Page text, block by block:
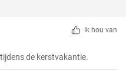
Ik hou van
de kerstvakantie.